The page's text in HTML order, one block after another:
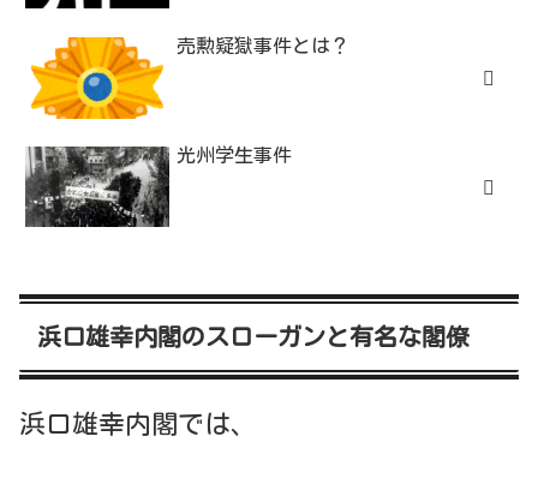
売勲疑獄事件とは？
光州学生事件
浜口雄幸内閣のスローガンと有名な閣僚
浜口雄幸内閣では、